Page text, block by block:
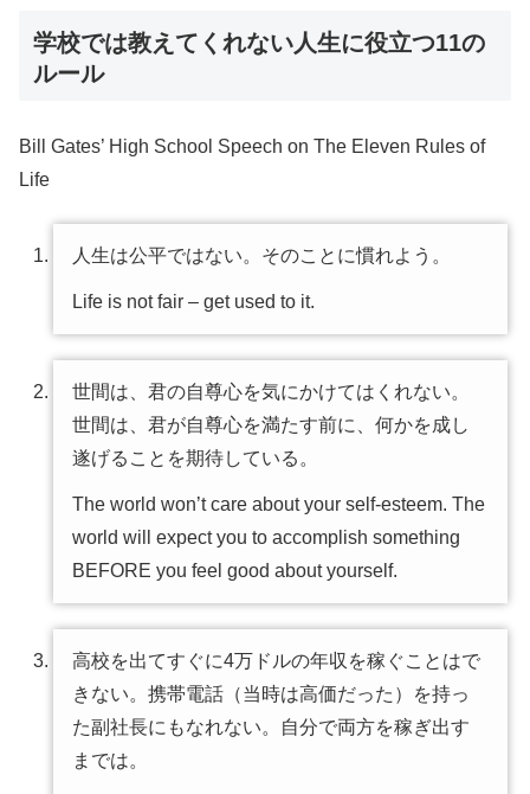
学校では教えてくれない人生に役立つ11の
ルール
Bill Gates’ High School Speech on The Eleven Rules of
Life
人生は公平ではない。そのことに慣れよう。
Life is not fair – get used to it.
世間は、君の自尊心を気にかけてはくれない。
世間は、君が自尊心を満たす前に、何かを成し
遂げることを期待している。
The world won’t care about your self-esteem. The
world will expect you to accomplish something
BEFORE you feel good about yourself.
高校を出てすぐに4万ドルの年収を稼ぐことはで
きない。携帯電話（当時は高価だった）を持っ
た副社長にもなれない。自分で両方を稼ぎ出す
までは。